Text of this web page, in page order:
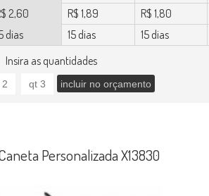
Insira as quantidades
2,60 R$ 1,89
R$ 1,80
dias 15 dias 15 dias
Personalizada X13830